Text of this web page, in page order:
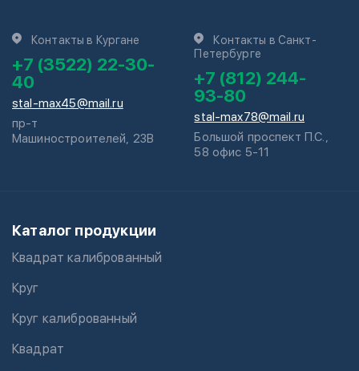
Контакты в Кургане
+7 (3522) 22-30-
40
stal-max45@mail.ru
пр-т
Машиностроителей, 23В
Контакты в Санкт-
Петербурге
+7 (812) 244-
93-80
stal-max78@mail.ru
Большой проспект П.С.,
58 офис 5-11
Каталог продукции
Квадрат калиброванный
Круг
Круг калиброванный
Квадрат